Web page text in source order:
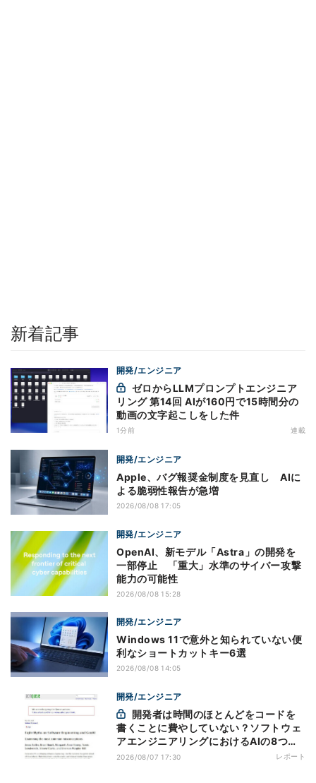
新着記事
開発/エンジニア
リング 第14回 AIが160円で15時間分の
動画の文字起こしをした件
1分前 連載
開発/エンジニア
Apple、バグ報奨金制度を見直し AIに
よる脆弱性報告が急増
2026/08/08 17:05
開発/エンジニア
OpenAI、新モデル「Astra」の開発を
一部停止 「重大」水準のサイバー攻撃
能力の可能性
2026/08/08 15:28
開発/エンジニア
Windows 11で意外と知られていない便
利なショートカットキー6選
2026/08/08 14:05
開発/エンジニア
書くことに費やしていない？ソフトウェ
アエンジニアリングにおけるAIの8つの
神話への賛否
2026/08/07 17:30 レポート